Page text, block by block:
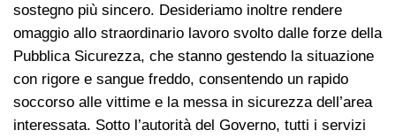
sostegno più sincero. Desideriamo inoltre rendere
omaggio allo straordinario lavoro svolto dalle forze della
Pubblica Sicurezza, che stanno gestendo la situazione
con rigore e sangue freddo, consentendo un rapido
soccorso alle vittime e la messa in sicurezza dell’area
interessata. Sotto l’autorità del Governo, tutti i servizi